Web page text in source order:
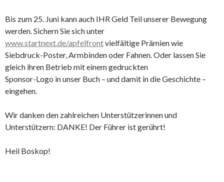
Bis zum 25. Juni kann auch IHR Geld Teil unserer Bewegung
werden. Sichern Sie sich unter
www.startnext.de/apfelfrontvielfältige Prämien wie
Siebdruck-Poster, Armbinden oder Fahnen. Oder lassen Sie
gleich ihren Betrieb mit einem gedruckten
Sponsor-Logo in unser Buch – und damit in die Geschichte –
eingehen.
Wir danken den zahlreichen Unterstützerinnen und
Unterstützern: DANKE! Der Führer ist gerührt!
Heil Boskop!